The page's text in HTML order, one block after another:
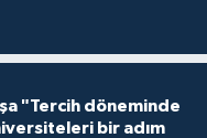
"Tercih döneminde
bir adım